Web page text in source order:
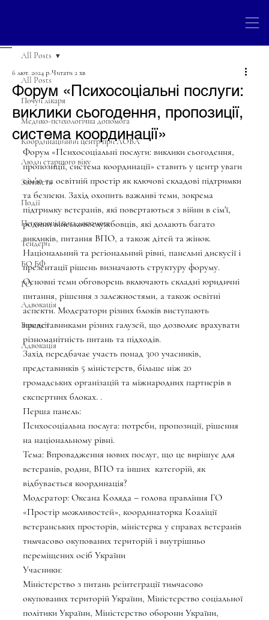
All Posts
Почуй лікаря
Медико-психологічна допомога
Координаційний центр при ЛОВА
Люди старшого віку
Звітність
Події
Психосоціальна допомога
Тендери
БО БФ
ГО
Адвокація
Вакансії
Адвокація
All Posts
Форум «Психосоціальні послуги:
виклики сьогодення, пропозиції,
система координації»
6 лют. 2024 р. Читати 2 хв
Форум «Психосоціальні послуги: виклики сьогодення,
пропозиції, система координації» ставить у центр уваги
сім'ю та освітній простір як ключові складові підтримки
та безпеки. Захід охопить важливі теми, зокрема
підтримку ветеранів, які повертаються з війни в сім'ї,
родини військовослужбовців, які долають багато
викликів, питання ВПО, а також дітей та жінок.
Національний та регіональний рівні, панельні дискусії і
презентації рішень визначають структуру форуму.
Основні теми обговорень включають складні юридичні
питання, рішення з залежностями, а також освітні
аспекти. Модератори різних блоків виступають
представниками різних галузей, що дозволяє врахувати
різноманітність питань та підходів.
Захід передбачає участь понад 300 учасників,
представників 5 міністерств, більше ніж 20
громадських організацій та міжнародних партнерів в
експертних блоках. .
Перша панель:
Психосоціальна послуга: потреби, пропозиції, рішення
на національному рівні.
Тема: Впровадження нових послуг, що це вирішує для
ветеранів, родин, ВПО та інших  категорій, як
відбувається координація?
Модератор: Оксана Коляда – голова правління ГО
«Простір можливостей», координаторка Коаліції
ветеранських просторів, міністерка у справах ветеранів
тимчасово окупованих територій і внутрішньо
переміщених осіб України
Учасники:
Міністерство з питань реінтеграції тимчасово
окупованих територій України, Міністерство соціальної
політики України, Міністерство оборони України,